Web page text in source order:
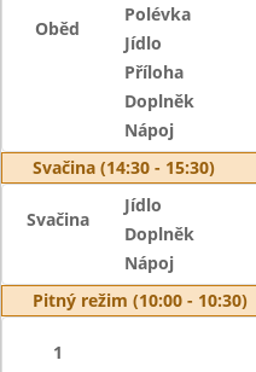
Oběd
Polévka
Jídlo
Příloha
Doplněk
Nápoj
Svačina (14:30 - 15:30)
Svačina
Jídlo
Doplněk
Nápoj
Pitný režim (10:00 - 10:30)
1